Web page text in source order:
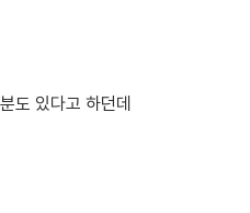
도 있다고 하던데